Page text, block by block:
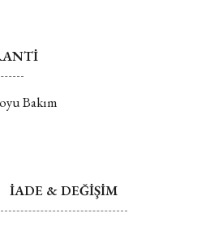
Bakım
İADE & DEĞİŞİM